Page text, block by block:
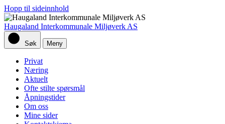
Hopp til sideinnhold
Haugaland Interkommunale Miljøverk AS
Søk Meny
Privat
Næring
Aktuelt
Ofte stilte spørsmål
Åpningstider
Om oss
Mine sider